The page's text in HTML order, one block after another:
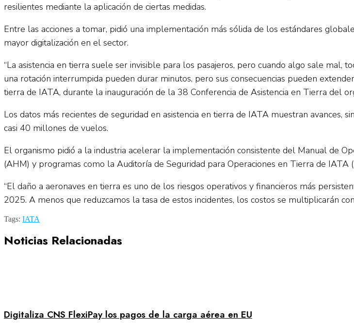
resilientes mediante la aplicación de ciertas medidas.
Entre las acciones a tomar, pidió una implementación más sólida de los estándares
mayor digitalización en el sector.
“La asistencia en tierra suele ser invisible para los pasajeros, pero cuando algo sale mal,
una rotación interrumpida pueden durar minutos, pero sus consecuencias pueden
tierra de IATA, durante la inauguración de la 38 Conferencia de Asistencia en Tierra del
Los datos más recientes de seguridad en asistencia en tierra de IATA muestran
casi 40 millones de vuelos.
El organismo pidió a la industria acelerar la implementación consistente del Manual de
(AHM) y programas como la Auditoría de Seguridad para Operaciones en Tierra de IATA
“El daño a aeronaves en tierra es uno de los riesgos operativos y financieros más
2025. A menos que reduzcamos la tasa de estos incidentes, los costos se multiplicarán
Tags: IATA
Noticias Relacionadas
Digitaliza CNS FlexiPay los pagos de la carga aérea en EU